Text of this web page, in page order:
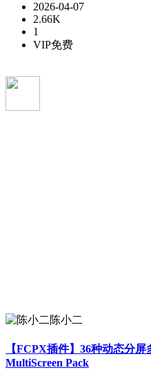
2026-04-07
2.66K
1
VIP免费
陈小二
【FCPX插件】36种动态分
MultiScreen Pack